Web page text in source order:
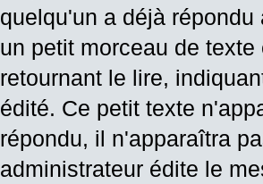
quelqu'un a déjà
un petit morceau de
retournant le lire,
édité. Ce petit texte
répondu, il n'apparaîtra
administrateur édite le